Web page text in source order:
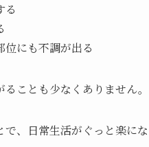
る
位にも不調が出る
ことも少なくありません。
、日常生活がぐっと楽にな